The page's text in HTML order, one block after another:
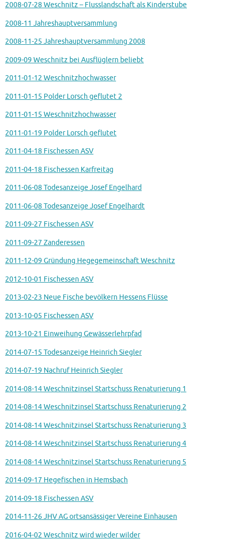
2008-07-28 Weschnitz – Flusslandschaft als Kinderstube
2008-11 Jahreshauptversammlung
2008-11-25 Jahreshauptversammlung 2008
2009-09 Weschnitz bei Ausflüglern beliebt
2011-01-12 Weschnitzhochwasser
2011-01-15 Polder Lorsch geflutet 2
2011-01-15 Weschnitzhochwasser
2011-01-19 Polder Lorsch geflutet
2011-04-18 Fischessen ASV
2011-04-18 Fischessen Karfreitag
2011-06-08 Todesanzeige Josef Engelhard
2011-06-08 Todesanzeige Josef Engelhardt
2011-09-27 Fischessen ASV
2011-09-27 Zanderessen
2011-12-09 Gründung Hegegemeinschaft Weschnitz
2012-10-01 Fischessen ASV
2013-02-23 Neue Fische bevölkern Hessens Flüsse
2013-10-05 Fischessen ASV
2013-10-21 Einweihung Gewässerlehrpfad
2014-07-15 Todesanzeige Heinrich Siegler
2014-07-19 Nachruf Heinrich Siegler
2014-08-14 Weschnitzinsel Startschuss Renaturierung 1
2014-08-14 Weschnitzinsel Startschuss Renaturierung 2
2014-08-14 Weschnitzinsel Startschuss Renaturierung 3
2014-08-14 Weschnitzinsel Startschuss Renaturierung 4
2014-08-14 Weschnitzinsel Startschuss Renaturierung 5
2014-09-17 Hegefischen in Hemsbach
2014-09-18 Fischessen ASV
2014-11-26 JHV AG ortsansässiger Vereine Einhausen
2016-04-02 Weschnitz wird wieder wilder